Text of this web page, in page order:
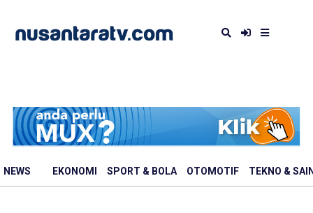
NEWS EKONOMI SPORT & BOLA OTOMOTIF TEKNO &